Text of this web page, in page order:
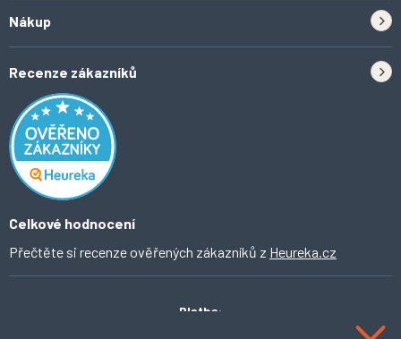
Tipy do kuchyně
Inspirace a trendy
Domácí vychytávky
O Ahomi
Nákup
Odstoupení od smlouvy
Obchodní podmínky
Ochrana osobních údajů
Recenze zákazníků
Celkové hodnocení
Přečtěte si recenze ověřených zákazníků z Heureka.cz
Platba: